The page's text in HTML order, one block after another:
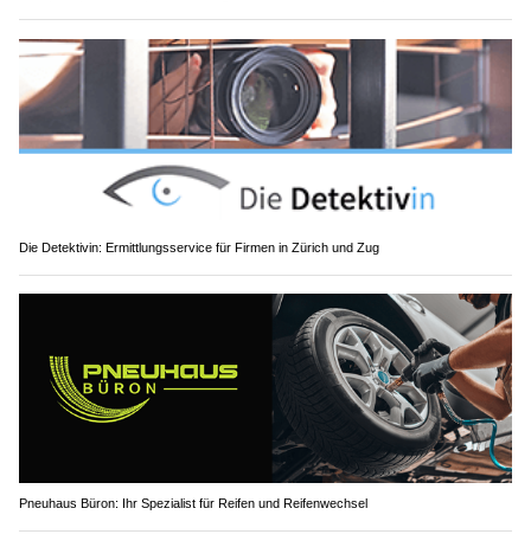
Die Detektivin: Ermittlungsservice für Firmen in Zürich und Zug
Pneuhaus Büron: Ihr Spezialist für Reifen und Reifenwechsel